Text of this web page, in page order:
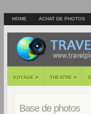
HOME ACHAT DE PHOTOS
VOYAGE » THEATRE »
Base de photos